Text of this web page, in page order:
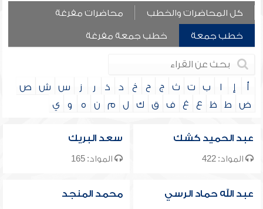
كل المحاضرات والخطب محاضرات مفرغة
خطب جمعة خطب جمعة مفرغة
أ إ ا ب ت ث ج ح خ د ذ ر ز س ش
ص
ض
ط ظ ع غ ف ق ك ل م ن ه و ي
عبد الحميد كشك
المواد: 422
سعد البريك
المواد: 165
عبد الله حماد الرسي محمد المنجد